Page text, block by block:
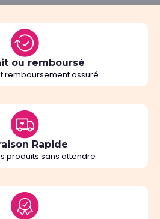
ou remboursé
remboursement assuré
Rapide
produits sans attendre